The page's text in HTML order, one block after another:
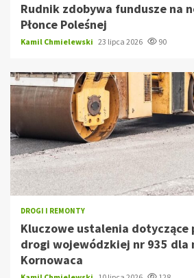
Rudnik zdobywa fundusze na
Płonce Poleśnej
Kamil Chmielewski 23 lipca 2026 90
DROGI I REMONTY
Kluczowe ustalenia dotyczące
drogi wojewódzkiej nr 935 dla
Kornowaca